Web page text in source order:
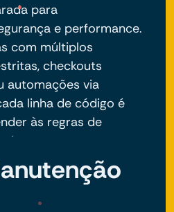
para
e performance.
com múltiplos
checkouts
automações via
linha de código é
às regras de